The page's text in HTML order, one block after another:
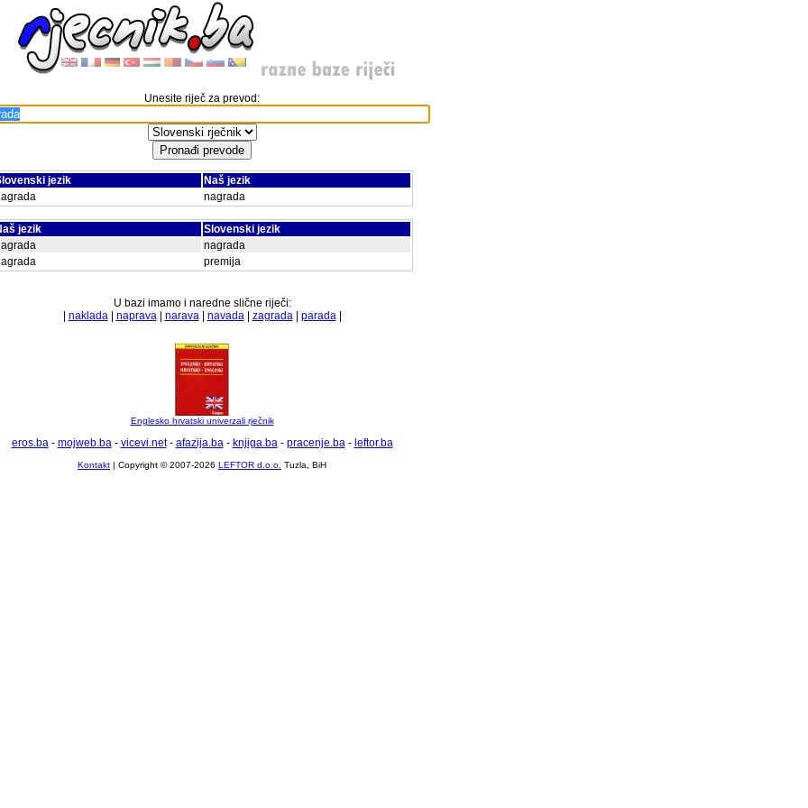
Unesite riječ za prevod:
jezik
Naš jezik
nagrada
jezik
Slovenski jezik
nagrada
premija
U bazi imamo i naredne slične riječi:
naklada| naprava| narava| navada| zagrada| parada|
Englesko hrvatski univerzali rječnik
eros.ba- mojweb.ba- vicevi.net- afazija.ba- knjiga.ba- pracenje.ba- leftor.ba
Kontakt | Copyright © 2007-2026 LEFTOR d.o.o. Tuzla, BiH